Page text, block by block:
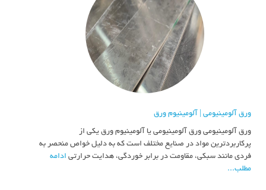
ورق آلومینیومی | آلومینیوم ورق
ورق آلومینیومی ورق آلومینیومی یا آلومینیوم ورق یکی از
پرکاربردترین مواد در صنایع مختلف است که به دلیل خواص منحصر به
فردی مانند سبکی، مقاومت در برابر خوردگی، هدایت حرارتی ادامه
مطلب...